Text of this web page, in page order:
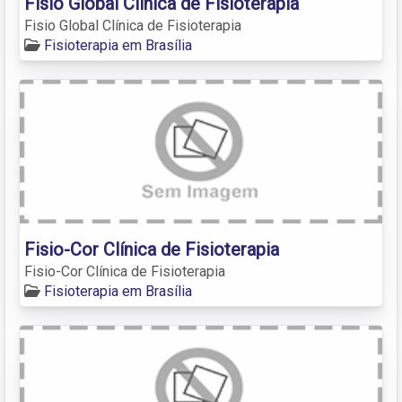
Fisio Global Clínica de Fisioterapia
Fisioterapia em Brasília
Fisio-Cor Clínica de Fisioterapia
Fisio-Cor Clínica de Fisioterapia
Fisioterapia em Brasília